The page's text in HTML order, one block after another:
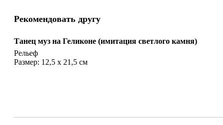
Рекомендовать другу
Танец муз на Геликоне (имитация светлого камня)
Рельеф
Размер: 12,5 х 21,5 см